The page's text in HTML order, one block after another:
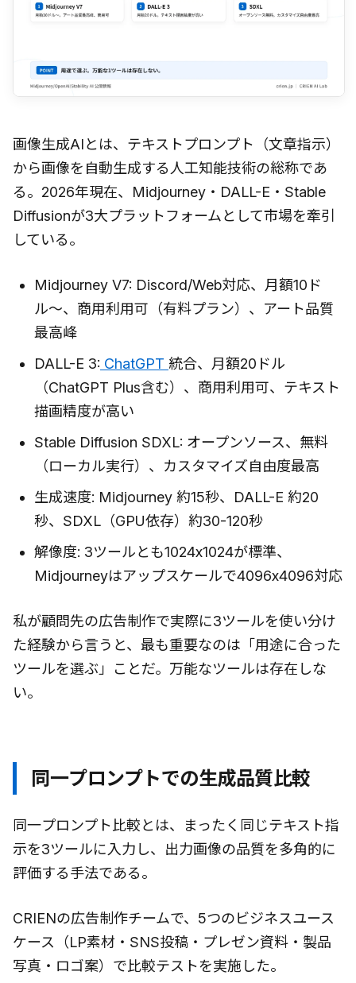
画像生成AIとは、テキストプロンプト（文章指示）
から画像を自動生成する人工知能技術の総称であ
る。2026年現在、Midjourney・DALL-E・Stable
Diffusionが3大プラットフォームとして市場を牽引
している。
Midjourney V7: Discord/Web対応、月額10ド
ル〜、商用利用可（有料プラン）、アート品質
最高峰
DALL-E 3: ChatGPT 統合、月額20ドル
（ChatGPT Plus含む）、商用利用可、テキスト
描画精度が高い
Stable Diffusion SDXL: オープンソース、無料
（ローカル実行）、カスタマイズ自由度最高
生成速度: Midjourney 約15秒、DALL-E 約20
秒、SDXL（GPU依存）約30-120秒
解像度: 3ツールとも1024x1024が標準、
Midjourneyはアップスケールで4096x4096対応
私が顧問先の広告制作で実際に3ツールを使い分け
た経験から言うと、最も重要なのは「用途に合った
ツールを選ぶ」ことだ。万能なツールは存在しな
い。
同一プロンプトでの生成品質比較
同一プロンプト比較とは、まったく同じテキスト指
示を3ツールに入力し、出力画像の品質を多角的に
評価する手法である。
CRIENの広告制作チームで、5つのビジネスユース
ケース（LP素材・SNS投稿・プレゼン資料・製品
写真・ロゴ案）で比較テストを実施した。